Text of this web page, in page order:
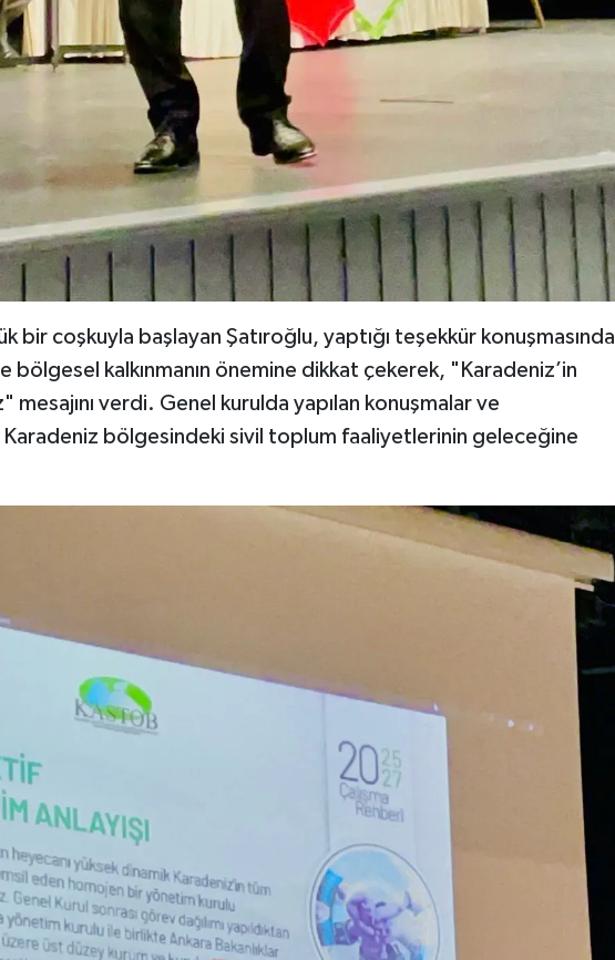
bir coşkuyla başlayan Şatıroğlu, yaptığı teşekkür konuşmasında
bölgesel kalkınmanın önemine dikkat çekerek, "Karadeniz’in
mesajını verdi. Genel kurulda yapılan konuşmalar ve
bölgesindeki sivil toplum faaliyetlerinin geleceğine